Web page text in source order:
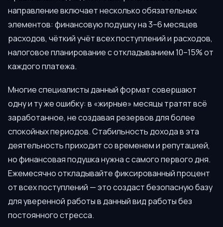
направление включает несколько обязательных
элементов: финансовую подушку на 3–6 месяцев
расходов, чёткий учёт всех поступлений и расходов,
налоговое планирование с откладыванием 10–15% от
каждого платежа.
Многие специалисты данный формат совершают
одну и ту же ошибку: в «жирные» месяцы тратят всё
заработанное, не создавая резервов для более
спокойных периодов. Стабильность дохода в эта
деятельность приходит со временем и репутацией,
но финансовая подушка нужна с самого первого дня.
Ежемесячно откладывайте фиксированный процент
от всех поступлений — это создаст безопасную базу
для уверенной работы в данный вид работы без
постоянного стресса.